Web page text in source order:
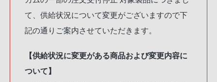
て、供給状況について変更がございますので下
記の通りご案内させていただきます。
【供給状況に変更がある商品および変更内容に
ついて】